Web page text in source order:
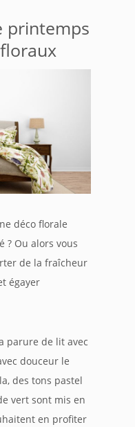
printemps
déco florale
? Ou alors vous
de la fraîcheur
égayer
parure de lit avec
douceur le
des tons pastel
vert sont mis en
en profiter